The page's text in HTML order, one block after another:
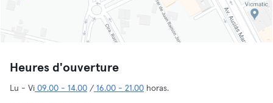
Heures d'ouverture
Lu - Vi 09.00 - 14.00 / 16.00 - 21.00 horas.